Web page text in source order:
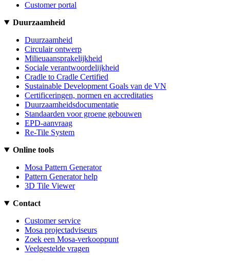
Customer portal
Duurzaamheid
Duurzaamheid
Circulair ontwerp
Milieuaansprakelijkheid
Sociale verantwoordelijkheid
Cradle to Cradle Certified
Sustainable Development Goals van de VN
Certificeringen, normen en accreditaties
Duurzaamheidsdocumentatie
Standaarden voor groene gebouwen
EPD-aanvraag
Re-Tile System
Online tools
Mosa Pattern Generator
Pattern Generator help
3D Tile Viewer
Contact
Customer service
Mosa projectadviseurs
Zoek een Mosa-verkooppunt
Veelgestelde vragen